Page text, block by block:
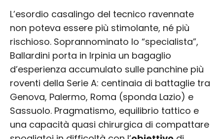
L’esordio casalingo del tecnico ravennate
non poteva essere più stimolante, né più
rischioso. Soprannominato lo “specialista”,
Ballardini porta in Irpinia un bagaglio
d’esperienza accumulato sulle panchine più
roventi della Serie A: centinaia di battaglie tra
Genova, Palermo, Roma (sponda Lazio) e
Sassuolo. Pragmatismo, equilibrio tattico e
una capacità quasi chirurgica di compattare